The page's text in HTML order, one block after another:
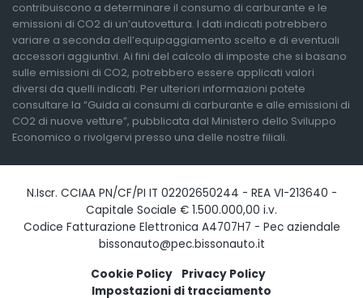
contribuiscono a determinare il consumo di carburante e le
emissioni di CO2 di un’autovettura. I dati indicati potrebbero
variare a seconda dell’equipaggiamento scelto e di eventuali
accessori aggiuntivi. Ai fini del calcolo di imposte che si basano
sulle emissioni di CO2, potrebbero essere applicati valori
diversi da quelli indicati. Per ulteriori informazioni potete
consultare la “Guida ai consumi di carburante e alle emissioni di
CO2 di nuove vetture”, pubblicata dal Ministero dello Sviluppo
Economico o rivolgervi presso una delle nostre filiali.
N.Iscr. CCIAA PN/CF/PI IT 02202650244 - REA VI-213640 -
Capitale Sociale € 1.500.000,00 i.v.
Codice Fatturazione Elettronica A4707H7 - Pec aziendale
bissonauto@pec.bissonauto.it
Cookie Policy
Privacy Policy
Impostazioni di tracciamento